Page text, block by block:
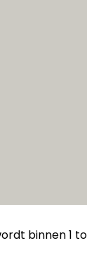
binnen 1